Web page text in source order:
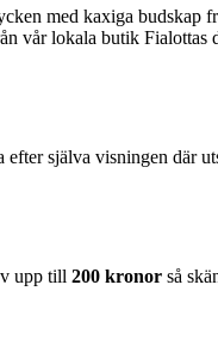
med kaxiga
lokala butik Fialottas
själva visningen där
upp till 200 kronor så